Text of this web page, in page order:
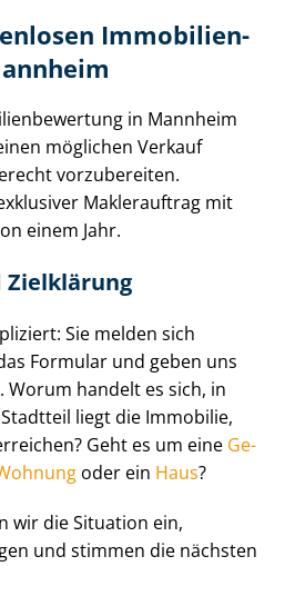
Im­mo­bi­li­en­
in Mannheim
möglichen Verkauf
vorzubereiten.
Maklerauftrag mit
einem Jahr.
Zielklärung
Sie melden sich
Formular und geben uns
Worum handelt es sich, in
liegt die Immobilie,
Geht es um eine Ge­
oder ein Haus?
wir die Situation ein,
und stimmen die nächsten